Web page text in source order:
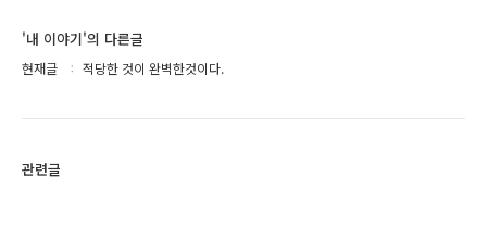
'내 이야기'의 다른글
현재글 적당한 것이 완벽한것이다.
관련글